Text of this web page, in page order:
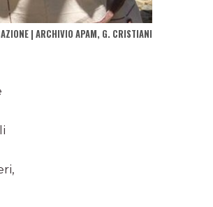
| ARCHIVIO APAM, G. CRISTIANI